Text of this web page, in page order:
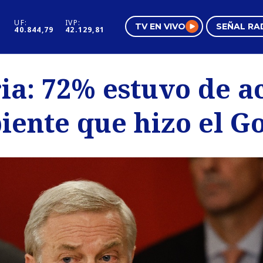
UF:
40.844,79
IVP:
42.129,81 TV EN VIVO SEÑAL
Negocios
Pura Mujer
72% estuvo de
que hizo el